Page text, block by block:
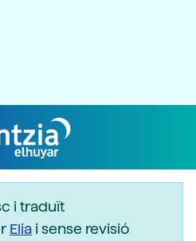
i traduït
Elia i sense revisió